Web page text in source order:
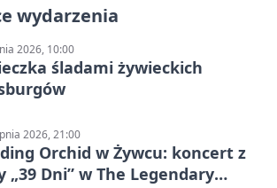
wydarzenia
2026, 10:00
śladami żywieckich
2026, 21:00
Orchid w Żywcu: koncert z
„39 Dni” w The Legendary